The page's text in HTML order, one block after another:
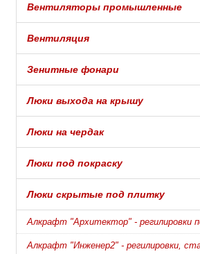
Вентиляторы промышленные
Вентиляция
Зенитные фонари
Люки выхода на крышу
Люки на чердак
Люки под покраску
Люки скрытые под плитку
Алкрафт "Архитектор" - регилировки
Алкрафт "Инженер2" - регилировки,